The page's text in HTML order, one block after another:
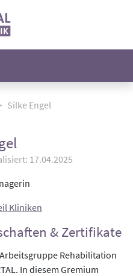
Silke Engel
17.04.2025
Kliniken
& Zertifikate
Rehabilitation
In diesem Gremium